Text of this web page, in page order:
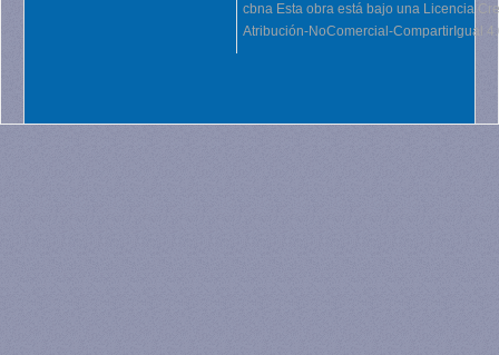
cbna Esta obra está bajo una Licencia
Atribución-NoComercial-CompartirIgual